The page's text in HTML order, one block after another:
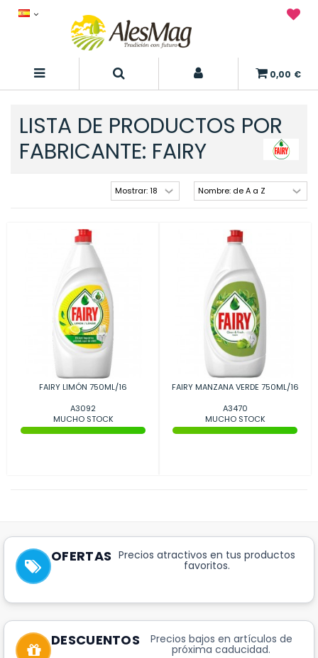
0,00 €
LISTA DE PRODUCTOS POR
FABRICANTE: FAIRY
FAIRY LIMÓN 750ML/16
A3092
MUCHO STOCK
FAIRY MANZANA VERDE 750ML/16
A3470
MUCHO STOCK
OFERTAS Precios atractivos en tus productos
favoritos.
DESCUENTOS Precios bajos en artículos de
próxima caducidad.